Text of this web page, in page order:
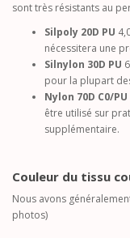
sont très résistants au
Silpoly 20D PU
nécessitera une
Silnylon 30D PU
pour la plupart
Nylon 70D C0/PU
être utilisé sur
supplémentaire.
Couleur du tissu
Nous avons
photos)